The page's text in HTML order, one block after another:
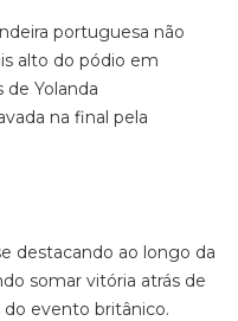
portuguesa não
alto do pódio em
de Yolanda
na final pela
destacando ao longo da
somar vitória atrás de
evento britânico.